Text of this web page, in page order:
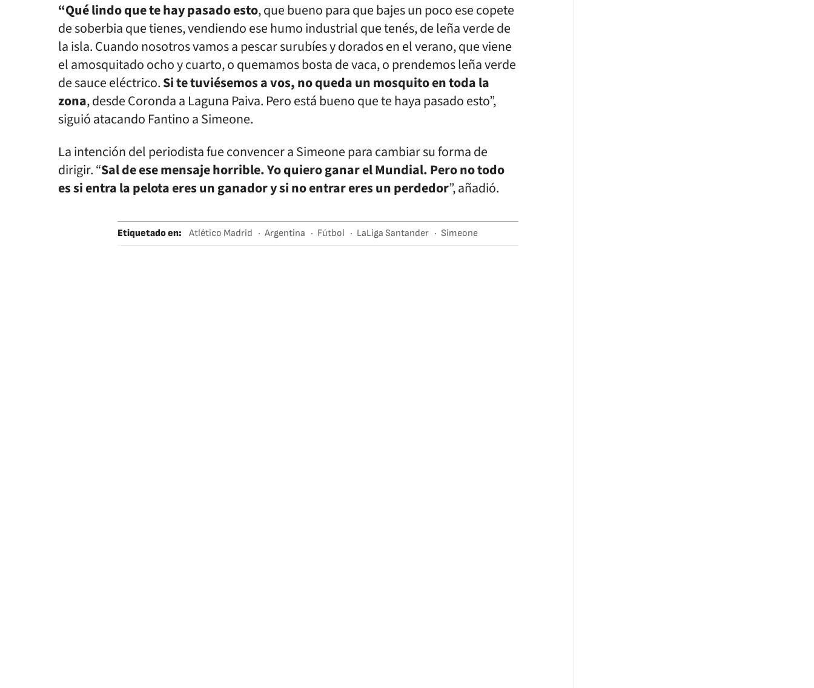
“Qué lindo que te hay pasado esto, que bueno para que bajes un poco ese copete
de soberbia que tienes, vendiendo ese humo industrial que tenés, de leña verde de
la isla. Cuando nosotros vamos a pescar surubíes y dorados en el verano, que viene
el amosquitado ocho y cuarto, o quemamos bosta de vaca, o prendemos leña verde
de sauce eléctrico.Si te tuviésemos a vos, no queda un mosquito en toda la
zona, desde Coronda a Laguna Paiva. Pero está bueno que te haya pasado esto”,
siguió atacando Fantino a Simeone.
La intención del periodista fue convencer a Simeone para cambiar su forma de
dirigir. “Sal de ese mensaje horrible. Yo quiero ganar el Mundial. Pero no todo
es si entra la pelota eres un ganador y si no entrar eres un perdedor”, añadió.
Etiquetado en: Atlético Madrid Argentina Fútbol LaLiga Santander Simeone